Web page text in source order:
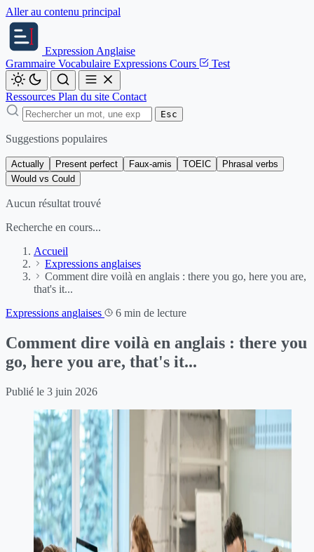
Aller au contenu principal
Expression Anglaise
Grammaire Vocabulaire Expressions Cours Test
Ressources Plan du site Contact
Esc
Suggestions populaires
Actually Present perfect Faux-amis TOEIC
Phrasal verbs
Would vs Could
Aucun résultat trouvé
Recherche en cours...
Accueil
Expressions anglaises
Comment dire voilà en anglais : there you go, here you are,
that's it...
Expressions anglaises
6 min de lecture
Comment dire voilà en anglais : there you
go, here you are, that's it...
Publié le 3 juin 2026